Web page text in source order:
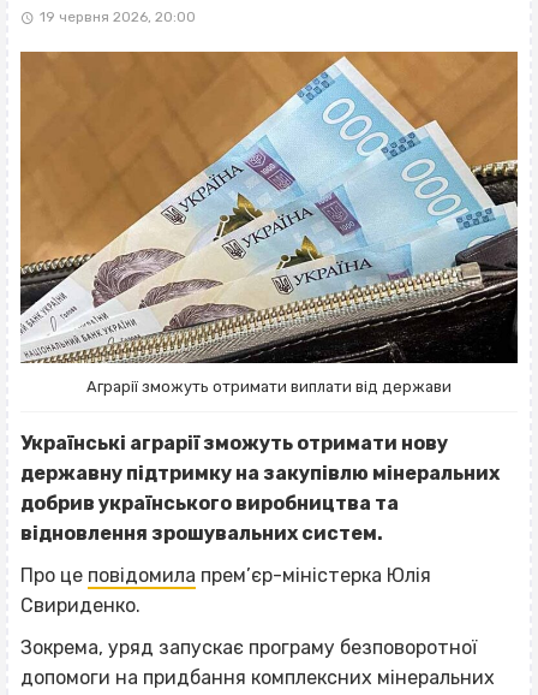
19 червня 2026, 20:00
Аграрії зможуть отримати виплати від держави
Українські аграрії зможуть отримати нову
державну підтримку на закупівлю мінеральних
добрив українського виробництва та
відновлення зрошувальних систем.
Про це повідомила прем’єр-міністерка Юлія
Свириденко.
Зокрема, уряд запускає програму безповоротної
допомоги на придбання комплексних мінеральних